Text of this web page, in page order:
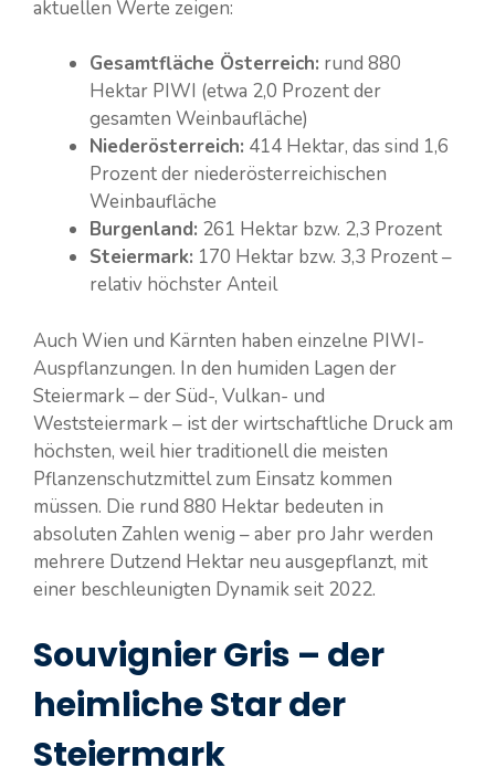
aktuellen Werte zeigen:
Gesamtfläche Österreich: rund 880
Hektar PIWI (etwa 2,0 Prozent der
gesamten Weinbaufläche)
Niederösterreich: 414 Hektar, das sind 1,6
Prozent der niederösterreichischen
Weinbaufläche
Burgenland: 261 Hektar bzw. 2,3 Prozent
Steiermark: 170 Hektar bzw. 3,3 Prozent –
relativ höchster Anteil
Auch Wien und Kärnten haben einzelne PIWI-
Auspflanzungen. In den humiden Lagen der
Steiermark – der Süd-, Vulkan- und
Weststeiermark – ist der wirtschaftliche Druck am
höchsten, weil hier traditionell die meisten
Pflanzenschutzmittel zum Einsatz kommen
müssen. Die rund 880 Hektar bedeuten in
absoluten Zahlen wenig – aber pro Jahr werden
mehrere Dutzend Hektar neu ausgepflanzt, mit
einer beschleunigten Dynamik seit 2022.
Souvignier Gris – der
heimliche Star der
Steiermark